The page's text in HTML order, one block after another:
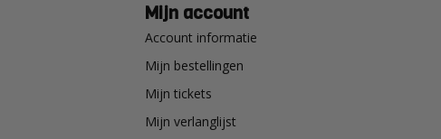
Mijn account
Account informatie
Mijn bestellingen
Mijn tickets
Mijn verlanglijst